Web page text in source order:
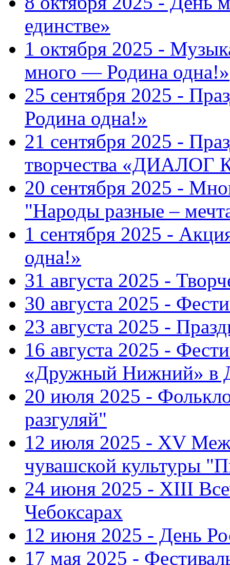
единстве»
1 октября 2025 -
много — Родина одна!»
25 сентября 2025 -
Родина одна!»
21 сентября 2025 -
творчества «ДИАЛОГ
20 сентября 2025 -
"Народы разные –
1 сентября 2025 -
одна!»
31 августа 2025 -
30 августа 2025 -
23 августа 2025 -
16 августа 2025 -
«Дружный Нижний» в
20 июля 2025 -
разгуляй"
12 июля 2025 - XV
чувашской культуры
24 июня 2025 - XIII
Чебоксарах
12 июня 2025 - День
17 мая 2025 -